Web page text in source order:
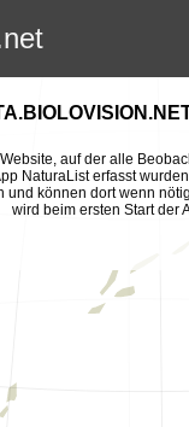
auf der alle
NaturaList erfasst
und können dort wenn
wird beim ersten Start der